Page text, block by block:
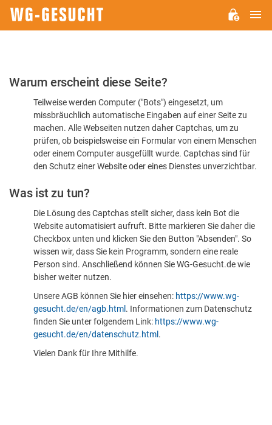
Bitte
dass
sind
Warum erscheint diese Seite?
Teilweise werden Computer ("Bots") eingesetzt, um
missbräuchlich automatische Eingaben auf einer Seite zu
machen. Alle Webseiten nutzen daher Captchas, um zu
prüfen, ob beispielsweise ein Formular von einem Menschen
oder einem Computer ausgefüllt wurde. Captchas sind für
den Schutz einer Website oder eines Dienstes unverzichtbar.
Was ist zu tun?
Die Lösung des Captchas stellt sicher, dass kein Bot die
Website automatisiert aufruft. Bitte markieren Sie daher die
Checkbox unten und klicken Sie den Button "Absenden". So
wissen wir, dass Sie kein Programm, sondern eine reale
Person sind. Anschließend können Sie WG-Gesucht.de wie
bisher weiter nutzen.
Unsere AGB können Sie hier einsehen: https://www.wg-
gesucht.de/en/agb.html . Informationen zum Datenschutz
finden Sie unter folgendem Link: https://www.wg-
gesucht.de/en/datenschutz.html .
Vielen Dank für Ihre Mithilfe.